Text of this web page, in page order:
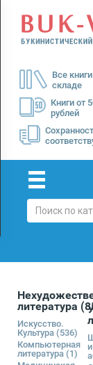
Все
складе
Книги от
рублей
Menu
Доставка
Оплата
литература
Искусство.
Культура (536)
Компьютерная
литература (1)
и